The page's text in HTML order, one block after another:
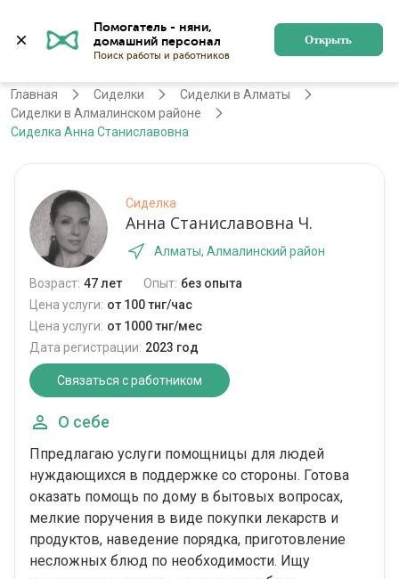
Помогатель - няни,
Поиск работы и работников
Открыть
Алматы Регистрация
Главная Сиделки
Сиделки в Алматы
Сиделки в Алмалинском районе
Сиделка Анна Станиславовна
Сиделка
Анна Станиславовна Ч.
Алматы, Алмалинский район
Возраст: 47 лет Опыт: без опыта
Цена услуги: от 100 тнг/час
Цена услуги: от 1000 тнг/мес
Дата регистрации: 2023 год
Связаться с работником
О себе
Ппредлагаю услуги помощницы для людей
нуждающихся в поддержке со стороны. Готова
оказать помощь по дому в бытовых вопросах,
мелкие поручения в виде покупки лекарств и
продуктов, наведение порядка, приготовление
несложных блюд по необходимости. Ищу